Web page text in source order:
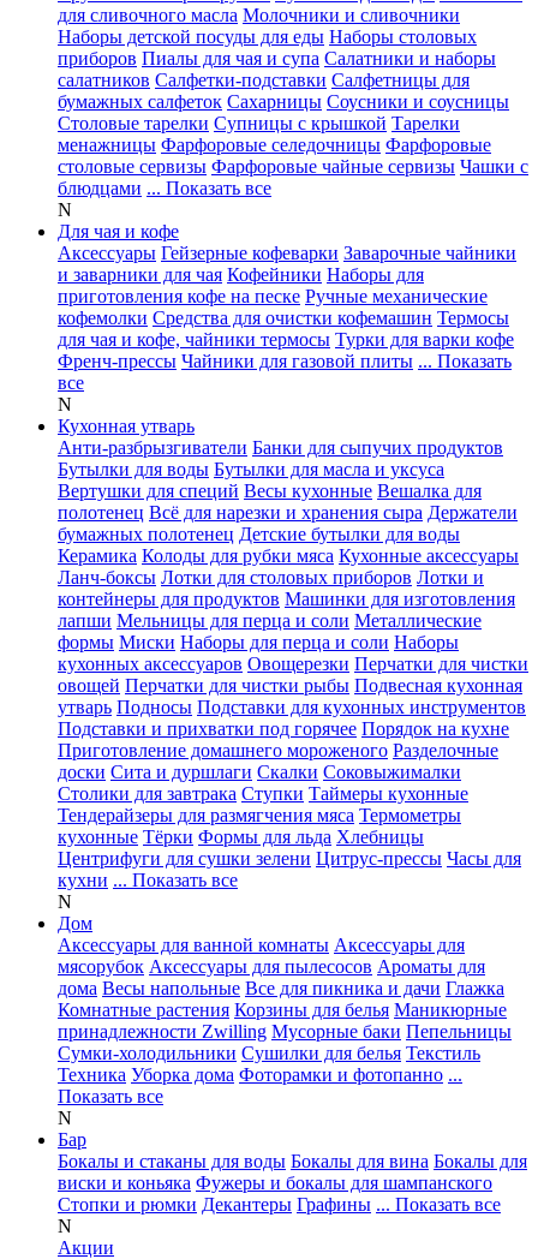
для сливочного масла Молочники и сливочники
Наборы детской посуды для еды Наборы столовых
приборов Пиалы для чая и супа Салатники и наборы
салатников Салфетки-подставки Салфетницы для
бумажных салфеток Сахарницы Соусники и соусницы
Столовые тарелки Супницы с крышкой Тарелки
менажницы Фарфоровые селедочницы Фарфоровые
столовые сервизы Фарфоровые чайные сервизы Чашки с
блюдцами ... Показать все
N
Для чая и кофе
Аксессуары Гейзерные кофеварки Заварочные чайники
и заварники для чая Кофейники Наборы для
приготовления кофе на песке Ручные механические
кофемолки Средства для очистки кофемашин Термосы
для чая и кофе, чайники термосы Турки для варки кофе
Френч-прессы Чайники для газовой плиты ... Показать
все
N
Кухонная утварь
Анти-разбрызгиватели Банки для сыпучих продуктов
Бутылки для воды Бутылки для масла и уксуса
Вертушки для специй Весы кухонные Вешалка для
полотенец Всё для нарезки и хранения сыра Держатели
бумажных полотенец Детские бутылки для воды
Керамика Колоды для рубки мяса Кухонные аксессуары
Ланч-боксы Лотки для столовых приборов Лотки и
контейнеры для продуктов Машинки для изготовления
лапши Мельницы для перца и соли Металлические
формы Миски Наборы для перца и соли Наборы
кухонных аксессуаров Овощерезки Перчатки для чистки
овощей Перчатки для чистки рыбы Подвесная кухонная
утварь Подносы Подставки для кухонных инструментов
Подставки и прихватки под горячее Порядок на кухне
Приготовление домашнего мороженого Разделочные
доски Сита и дуршлаги Скалки Соковыжималки
Столики для завтрака Ступки Таймеры кухонные
Тендерайзеры для размягчения мяса Термометры
кухонные Тёрки Формы для льда Хлебницы
Центрифуги для сушки зелени Цитрус-прессы Часы для
кухни ... Показать все
N
Дом
Аксессуары для ванной комнаты Аксессуары для
мясорубок Аксессуары для пылесосов Ароматы для
дома Весы напольные Все для пикника и дачи Глажка
Комнатные растения Корзины для белья Маникюрные
принадлежности Zwilling Мусорные баки Пепельницы
Сумки-холодильники Сушилки для белья Текстиль
Техника Уборка дома Фоторамки и фотопанно ...
Показать все
N
Бар
Бокалы и стаканы для воды Бокалы для вина Бокалы для
виски и коньяка Фужеры и бокалы для шампанского
Стопки и рюмки Декантеры Графины ... Показать все
N
Акции